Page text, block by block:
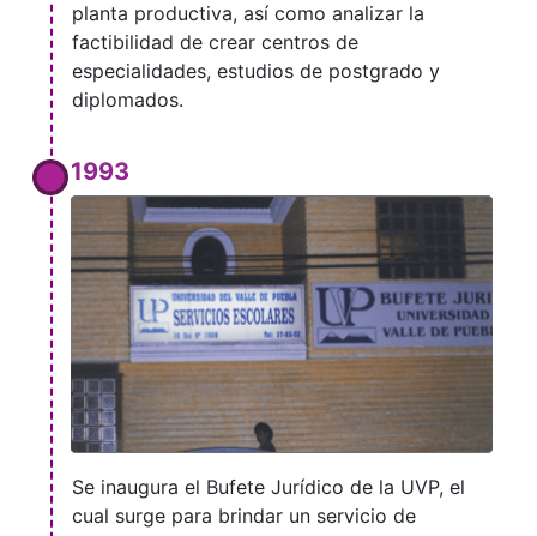
planta productiva, así como analizar la
factibilidad de crear centros de
especialidades, estudios de postgrado y
diplomados.
1993
Se inaugura el Bufete Jurídico de la UVP, el
cual surge para brindar un servicio de